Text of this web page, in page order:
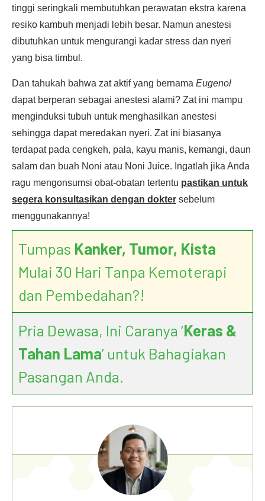
tinggi seringkali membutuhkan perawatan ekstra karena
resiko kambuh menjadi lebih besar. Namun anestesi
dibutuhkan untuk mengurangi kadar stress dan nyeri
yang bisa timbul.
Dan tahukah bahwa zat aktif yang bernama Eugenol
dapat berperan sebagai anestesi alami? Zat ini mampu
menginduksi tubuh untuk menghasilkan anestesi
sehingga dapat meredakan nyeri. Zat ini biasanya
terdapat pada cengkeh, pala, kayu manis, kemangi, daun
salam dan buah Noni atau Noni Juice. Ingatlah jika Anda
ragu mengonsumsi obat-obatan tertentu pastikan untuk
segera konsultasikan dengan dokter sebelum
menggunakannya!
Tumpas Kanker, Tumor, Kista
Mulai 30 Hari Tanpa Kemoterapi
dan Pembedahan?!
Pria Dewasa, Ini Caranya ‘Keras &
Tahan Lama’ untuk Bahagiakan
Pasangan Anda.